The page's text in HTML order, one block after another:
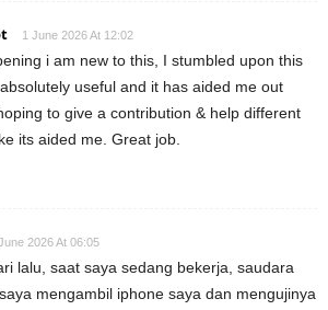
1 June 2026 At 12:02
i am new to this, I stumbled upon this
absolutely useful and it has aided me out
to give a contribution & help different
its aided me. Great job.
2026 At 06:05
lalu, saat saya sedang bekerja, saudara
mengambil iphone saya dan mengujinya